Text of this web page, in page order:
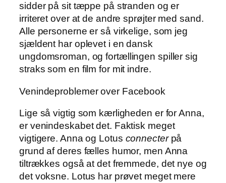
sidder på sit tæppe på stranden og er
irriteret over at de andre sprøjter med sand.
Alle personerne er så virkelige, som jeg
sjældent har oplevet i en dansk
ungdomsroman, og fortællingen spiller sig
straks som en film for mit indre.
Venindeproblemer over Facebook
Lige så vigtig som kærligheden er for Anna,
er venindeskabet det. Faktisk meget
vigtigere. Anna og Lotus connecter på
grund af deres fælles humor, men Anna
tiltrækkes også at det fremmede, det nye og
det voksne. Lotus har prøvet meget mere